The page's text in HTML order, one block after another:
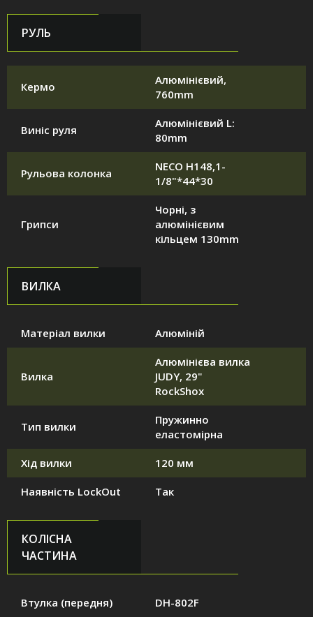
РУЛЬ
Кермо
Алюмінієвий,
760mm
Виніс руля
Алюмінієвий L:
80mm
Рульова колонка
NECO H148,1-
1/8"*44*30
Грипси
Чорні, з
алюмінієвим
кільцем 130mm
ВИЛКА
Матеріал вилки Алюміній
Вилка
Алюмінієва вилка
JUDY, 29"
RockShox
Тип вилки
Пружинно
еластомірна
Хід вилки 120 мм
Наявність LockOut Так
КОЛІСНА
ЧАСТИНА
Втулка (передня) DH-802F